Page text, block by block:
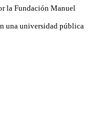
la Fundación Manuel
una universidad pública